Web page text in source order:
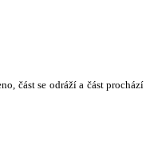
část se odráží a část prochází